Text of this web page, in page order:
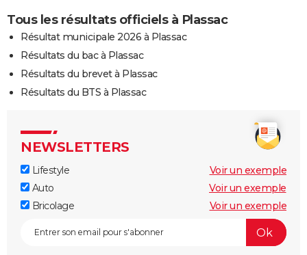
Tous les résultats officiels à Plassac
Résultat municipale 2026 à Plassac
Résultats du bac à Plassac
Résultats du brevet à Plassac
Résultats du BTS à Plassac
NEWSLETTERS
Lifestyle
Voir un exemple
Auto
Voir un exemple
Bricolage
Voir un exemple